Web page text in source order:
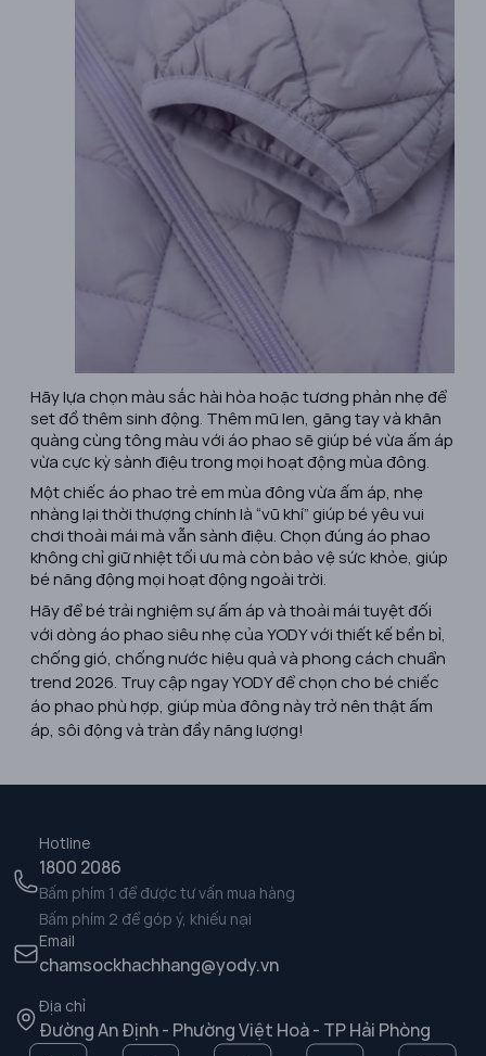
Hãy lựa chọn màu sắc hài hòa hoặc tương phản nhẹ để
set đồ thêm sinh động. Thêm mũ len, găng tay và khăn
quàng cùng tông màu với áo phao sẽ giúp bé vừa ấm áp
vừa cực kỳ sành điệu trong mọi hoạt động mùa đông.
Một chiếc áo phao trẻ em mùa đông vừa ấm áp, nhẹ
nhàng lại thời thượng chính là “vũ khí” giúp bé yêu vui
chơi thoải mái mà vẫn sành điệu. Chọn đúng áo phao
không chỉ giữ nhiệt tối ưu mà còn bảo vệ sức khỏe, giúp
bé năng động mọi hoạt động ngoài trời.
Hãy để bé trải nghiệm sự ấm áp và thoải mái tuyệt đối
với dòng áo phao siêu nhẹ của YODY với thiết kế bền bỉ,
chống gió, chống nước hiệu quả và phong cách chuẩn
trend 2026. Truy cập ngay YODY để chọn cho bé chiếc
áo phao phù hợp, giúp mùa đông này trở nên thật ấm
áp, sôi động và tràn đầy năng lượng!
Hotline
1800 2086
Bấm phím 1 để được tư vấn mua hàng
Bấm phím 2 để góp ý, khiếu nại
Email
chamsockhachhang@yody.vn
Địa chỉ
Đường An Định - Phường Việt Hoà - TP Hải Phòng